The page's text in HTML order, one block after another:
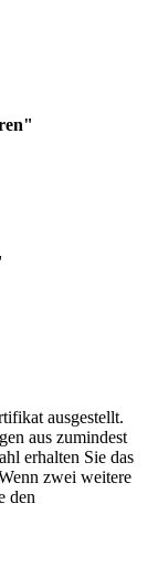
ausgestellt.
aus zumindest
erhalten Sie das
zwei weitere
den